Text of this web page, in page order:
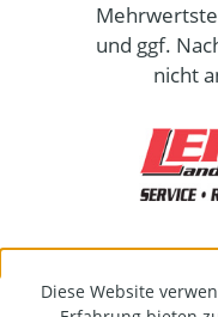
und ggf.
nicht
Diese Website